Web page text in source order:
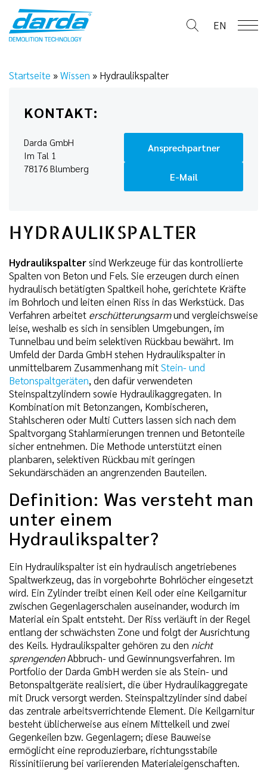
content
EN
Startseite »Wissen » Hydraulikspalter
KONTAKT:
Darda GmbH
Im Tal 1
78176 Blumberg
Ansprechpartner
E-Mail
HYDRAULIKSPALTER
Hydraulikspaltersind Werkzeuge für das kontrollierte
Spalten von Beton und Fels. Sie erzeugen durch einen
hydraulisch betätigten Spaltkeil hohe, gerichtete Kräfte
im Bohrloch und leiten einen Riss in das Werkstück. Das
Verfahren arbeitet erschütterungsarmund vergleichsweise
leise, weshalb es sich in sensiblen Umgebungen, im
Tunnelbau und beim selektiven Rückbau bewährt. Im
Umfeld der Darda GmbH stehen Hydraulikspalter in
unmittelbarem Zusammenhang mitStein- und
Betonspaltgeräten, den dafür verwendeten
Steinspaltzylindern sowie Hydraulikaggregaten. In
Kombination mit Betonzangen, Kombischeren,
Stahlscheren oder Multi Cutters lassen sich nach dem
Spaltvorgang Stahlarmierungen trennen und Betonteile
sicher entnehmen. Die Methode unterstützt einen
planbaren, selektiven Rückbau mit geringen
Sekundärschäden an angrenzenden Bauteilen.
Definition: Was versteht man
unter einem
Hydraulikspalter?
Ein Hydraulikspalter ist ein hydraulisch angetriebenes
Spaltwerkzeug, das in vorgebohrte Bohrlöcher eingesetzt
wird. Ein Zylinder treibt einen Keil oder eine Keilgarnitur
zwischen Gegenlagerschalen auseinander, wodurch im
Material ein Spalt entsteht. Der Riss verläuft in der Regel
entlang der schwächsten Zone und folgt der Ausrichtung
des Keils. Hydraulikspalter gehören zu den nicht
sprengendenAbbruch- und Gewinnungsverfahren. Im
Portfolio der Darda GmbH werden sie als Stein- und
Betonspaltgeräte realisiert, die über Hydraulikaggregate
mit Druck versorgt werden. Steinspaltzylinder sind dabei
das zentrale arbeitsverrichtende Element. Die Keilgarnitur
besteht üblicherweise aus einem Mittelkeil und zwei
Gegenkeilen bzw. Gegenlagern; diese Bauweise
ermöglicht eine reproduzierbare, richtungsstabile
Rissinitiierung bei variierenden Materialeigenschaften.